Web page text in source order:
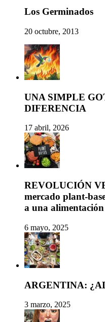
Los Germinados
20 octubre, 2013
UNA SIMPLE
DIFERENCIA
17 abril, 2026
REVOLUCIÓN
mercado plant-
a una alimentación
6 mayo, 2025
ARGENTINA:
3 marzo, 2025